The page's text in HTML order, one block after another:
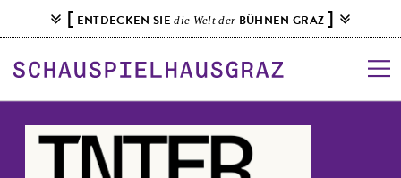
k
p
t
o
c
o
[ ENTDECKEN SIEdie Welt der BÜHNEN GRAZ ]